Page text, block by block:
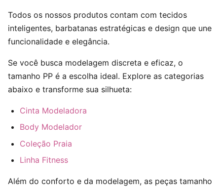
Todos os nossos produtos contam com tecidos
inteligentes, barbatanas estratégicas e design que une
funcionalidade e elegância.
Se você busca modelagem discreta e eficaz, o
tamanho PP é a escolha ideal. Explore as categorias
abaixo e transforme sua silhueta:
Cinta Modeladora
Body Modelador
Coleção Praia
Linha Fitness
Além do conforto e da modelagem, as peças tamanho